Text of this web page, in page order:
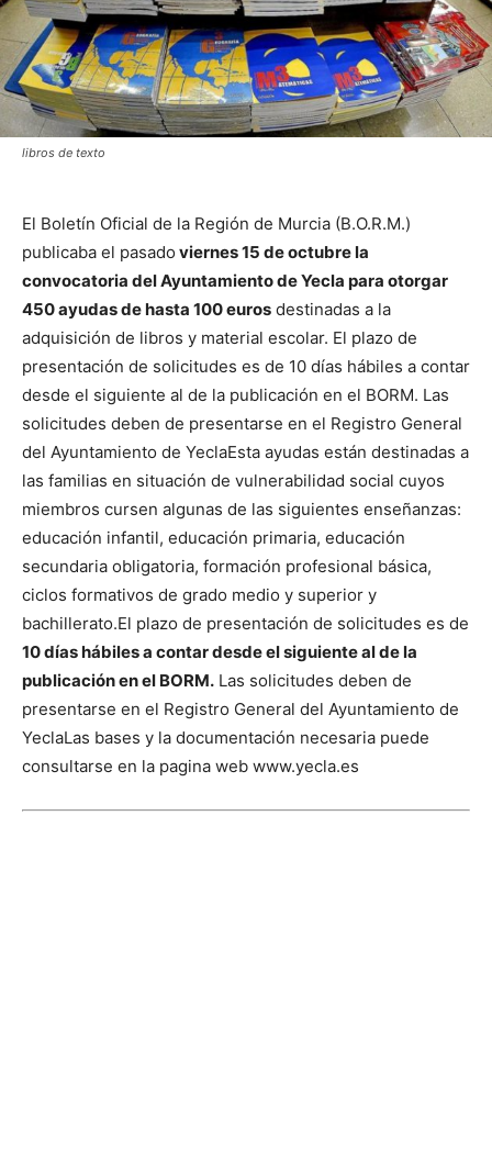
libros de texto
El Boletín Oficial de la Región de Murcia (B.O.R.M.)
publicaba el pasado viernes 15 de octubre la
convocatoria del Ayuntamiento de Yecla para otorgar
450 ayudas de hasta 100 euros destinadas a la
adquisición de libros y material escolar. El plazo de
presentación de solicitudes es de 10 días hábiles a contar
desde el siguiente al de la publicación en el BORM. Las
solicitudes deben de presentarse en el Registro General
del Ayuntamiento de YeclaEsta ayudas están destinadas a
las familias en situación de vulnerabilidad social cuyos
miembros cursen algunas de las siguientes enseñanzas:
educación infantil, educación primaria, educación
secundaria obligatoria, formación profesional básica,
ciclos formativos de grado medio y superior y
bachillerato.El plazo de presentación de solicitudes es de
10 días hábiles a contar desde el siguiente al de la
publicación en el BORM. Las solicitudes deben de
presentarse en el Registro General del Ayuntamiento de
YeclaLas bases y la documentación necesaria puede
consultarse en la pagina web www.yecla.es